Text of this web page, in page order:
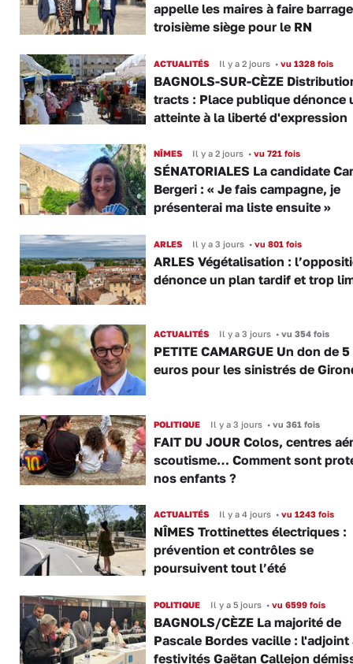
appelle les maires à faire
troisième siège pour le RN
ACTUALITÉS Il y a 2 jours •vu 1328 fois
BAGNOLS-SUR-CÈZE
tracts : Place publique dénonce
atteinte à la liberté d'expression
NÎMES Il y a 2 jours •vu 721 fois
SÉNATORIALES La candidate
Bergeri : « Je fais campagne, je
présenterai ma liste ensuite »
ARLES Il y a 3 jours •vu 801 fois
ARLES Végétalisation :
dénonce un plan tardif et trop
ACTUALITÉS Il y a 3 jours •vu 354 fois
PETITE CAMARGUE Un don de
euros pour les sinistrés de
POLITIQUE Il y a 3 jours •vu 361 fois
FAIT DU JOUR Colos, centres
scoutisme… Comment sont
nos enfants ?
ACTUALITÉS Il y a 4 jours •vu 1243 fois
NÎMES Trottinettes électriques :
prévention et contrôles se
poursuivent tout l’été
POLITIQUE Il y a 5 jours •vu 6599 fois
BAGNOLS/CÈZE La majorité de
Pascale Bordes vacille : l'adjoint
festivités Gaëtan Callejon